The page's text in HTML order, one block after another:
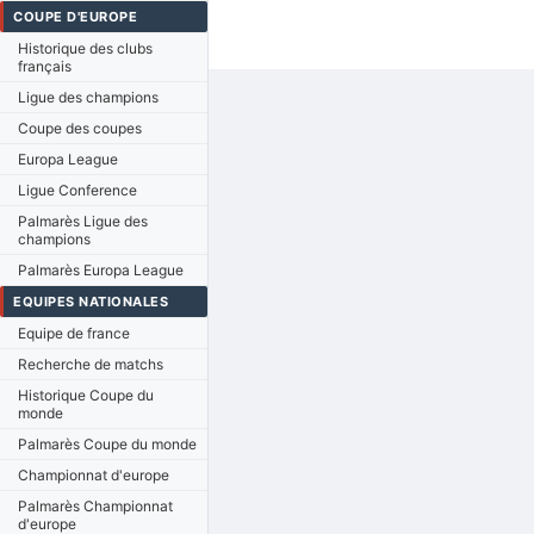
COUPE D'EUROPE
Historique des clubs
français
Ligue des champions
Coupe des coupes
Europa League
Ligue Conference
Palmarès Ligue des
champions
Palmarès Europa League
EQUIPES NATIONALES
Equipe de france
Recherche de matchs
Historique Coupe du
monde
Palmarès Coupe du monde
Championnat d'europe
Palmarès Championnat
d'europe